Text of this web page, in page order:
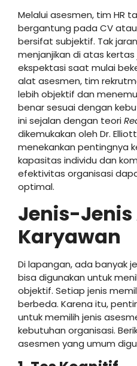
Melalui asesmen, tim HR
bergantung pada CV
bersifat subjektif. Tak
menjanjikan di atas
ekspektasi saat mulai
alat asesmen, tim
lebih objektif dan
benar sesuai dengan
ini sejalan dengan teori
dikemukakan oleh Dr.
menekankan pentingnya
kapasitas individu dan
efektivitas organisasi
optimal.
Jenis-Jenis
Karyawan
Di lapangan, ada banyak
bisa digunakan untuk
objektif. Setiap jenis
berbeda. Karena itu,
untuk memilih jenis
kebutuhan organisasi.
asesmen yang umum